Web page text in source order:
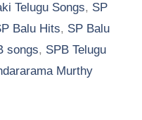
Telugu Songs, SP
Balu Hits, SP Balu
songs, SPB Telugu
Murthy